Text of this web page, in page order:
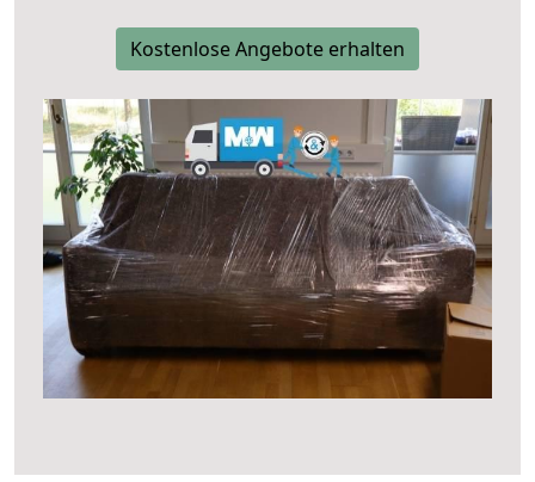
Kostenlose Angebote erhalten